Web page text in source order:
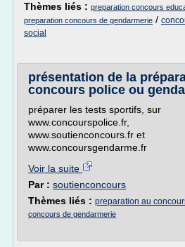
Thèmes liés : preparation concours
preparation concours de gendarmerie /
social
présentation de la
concours police ou
préparer les tests sportifs, sur
www.concourspolice.fr,
www.soutienconcours.fr et
www.concoursgendarme.fr
Voir la suite
Par : soutienconcours
Thèmes liés : preparation au
concours de gendarmerie